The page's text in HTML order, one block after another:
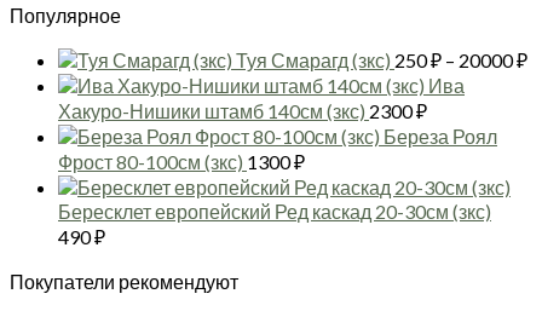
2900 ₽
Популярное
Туя Смарагд (зкс) 250₽ – 20000₽
Ива
Хакуро-Нишики штамб 140см (зкс) 2300₽
Береза Роял
Фрост 80-100см (зкс) 1300₽
Бересклет европейский Ред каскад 20-30см (зкс)
490₽
Покупатели рекомендуют